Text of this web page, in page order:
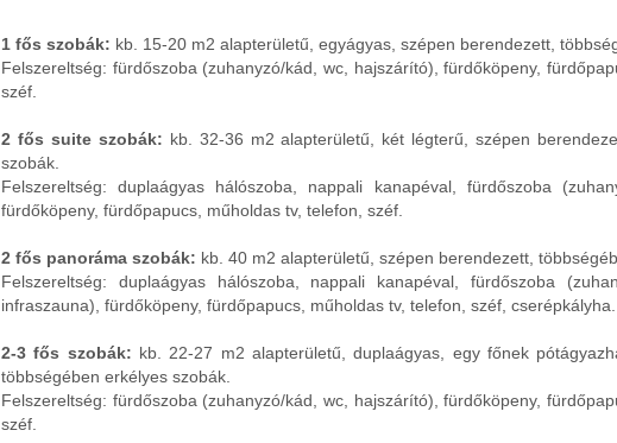
1 fős szobák: kb. 15-20 m2 alapterületű, egyágyas, szépen berendezett,
Felszereltség: fürdőszoba (zuhanyzó/kád, wc, hajszárító), fürdőköpeny,
széf.
2 fős suite szobák: kb. 32-36 m2 alapterületű, két légterű, szépen
szobák.
Felszereltség: duplaágyas hálószoba, nappali kanapéval, fürdőszoba
fürdőköpeny, fürdőpapucs, műholdas tv, telefon, széf.
2 fős panoráma szobák: kb. 40 m2 alapterületű, szépen berendezett,
Felszereltség: duplaágyas hálószoba, nappali kanapéval, fürdőszoba
infraszauna), fürdőköpeny, fürdőpapucs, műholdas tv, telefon, széf, cserépkályha.
2-3 fős szobák: kb. 22-27 m2 alapterületű, duplaágyas, egy főnek
többségében erkélyes szobák.
Felszereltség: fürdőszoba (zuhanyzó/kád, wc, hajszárító), fürdőköpeny,
széf.